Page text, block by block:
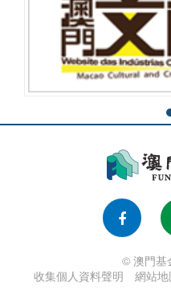
© 澳門基
收集個人資料聲明
網站地